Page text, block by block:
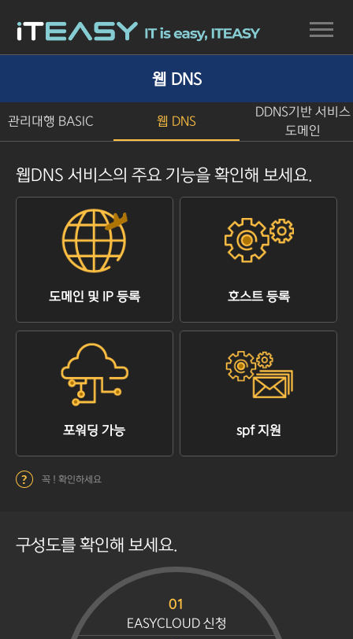
웹 DNS
관리대행 BASIC 웹 DNS
DDNS기반 서비스
도메인
웹DNS 서비스의 주요 기능을 확인해 보세요.
도메인 및 IP 등록 호스트 등록
포워딩 가능 spf 지원
꼭 ! 확인하세요
구성도를 확인해 보세요.
01
EASYCLOUD 신청